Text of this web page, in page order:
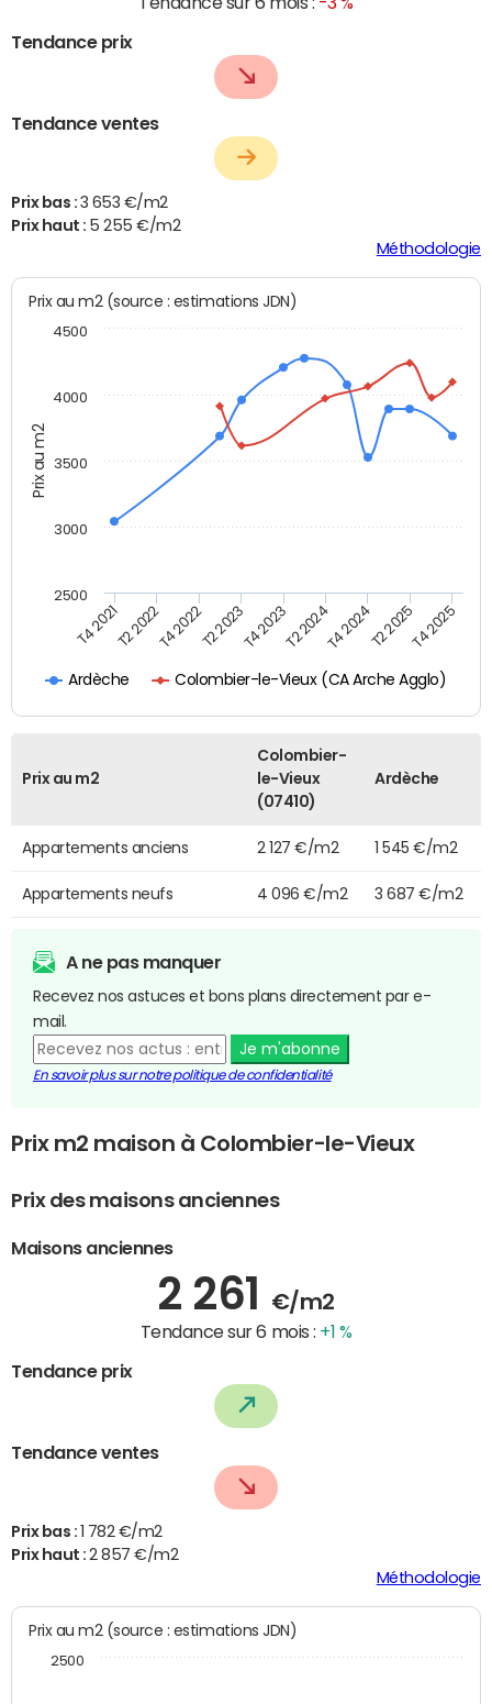
Tendance prix
Tendance ventes
Prix bas : 3 653 €/m2
Prix haut : 5 255 €/m2
Méthodologie
Prix au m2
Prix au m2 (source : estimations JDN)
Ardèche Colombier-le-Vieux (CA Arche Agglo)
T4 2021T2 2022T4 2022T2 2023T4 2023T2 2024T4 2024T2 2025T4 2025
3000
3500
4000
4500
2500
Prix au m2
Colombier-
le-Vieux
(07410)
Ardèche
Appartements anciens 2 127 €/m2 1 545 €/m2
Appartements neufs 4 096 €/m2 3 687 €/m2
A ne pas manquer
Recevez nos astuces et bons plans directement par e-
mail.
Je m'abonne
En savoir plus sur notre politique de confidentialité
Prix m2 maison à Colombier-le-Vieux
Prix des maisons anciennes
Maisons anciennes
2 261 €/m2
Tendance sur 6 mois : +1 %
Tendance prix
Tendance ventes
Prix bas : 1 782 €/m2
Prix haut :2 857 €/m2
Méthodologie
Prix au m2 (source : estimations JDN)
2500